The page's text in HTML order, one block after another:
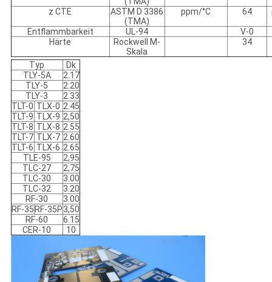
z CTE
ASTM D 3386
(TMA)
ppm/°C 64
Entflammbarkeit UL-94
V-0
Härte
Rockwell M-
Skala
34
Typ
Dk
TLY-5A
2.17
TLY-5
2.20
TLY-3
2.33
TLT-0 TLX-0 2.45
TLT-9 TLX-9 2,50
TLT-8 TLX-8 2.55
TLT-7 TLX-7 2.60
TLT-6 TLX-6 2.65
TLE-95
2,95
TLC-27
2,75
TLC-30
3.00
TLC-32
3.20
RF-30
3.00
RF-35 RF-35P3,50
RF-60
6.15
CER-10
10